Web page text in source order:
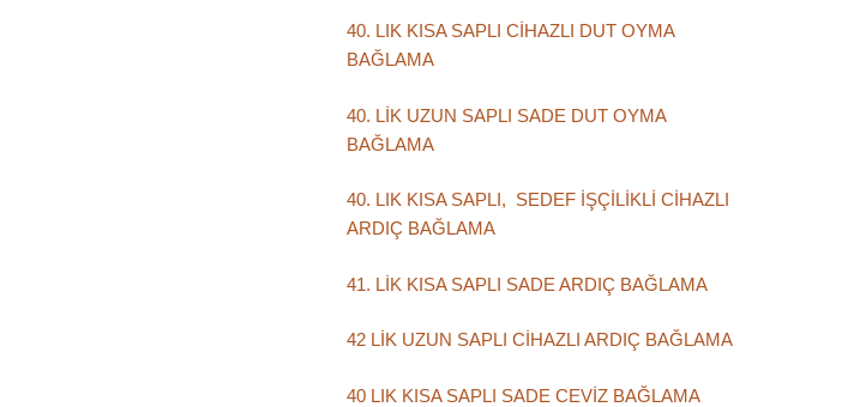
40. LIK KISA SAPLI CİHAZLI DUT OYMA
BAĞLAMA
40. LİK UZUN SAPLI SADE DUT OYMA
BAĞLAMA
40. LIK KISA SAPLI, SEDEF İŞÇİLİKLİ CİHAZLI
ARDIÇ BAĞLAMA
41. LİK KISA SAPLI SADE ARDIÇ BAĞLAMA
42 LİK UZUN SAPLI CİHAZLI ARDIÇ BAĞLAMA
40 LIK KISA SAPLI SADE CEVİZ BAĞLAMA